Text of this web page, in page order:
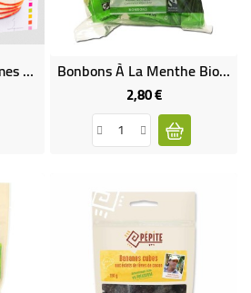
PROMO - Barre Pommes Et Miel Bio Bonbons À La Menthe Bio & Équitable
2,80 €Prix